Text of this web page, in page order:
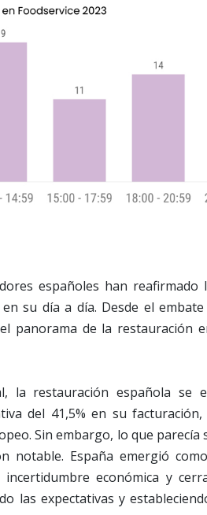
españoles han
su día a día. Desde el
panorama de la restauración
la restauración española se
del 41,5% en su
Sin embargo, lo que parecía
notable. España emergió
económica y
las expectativas y